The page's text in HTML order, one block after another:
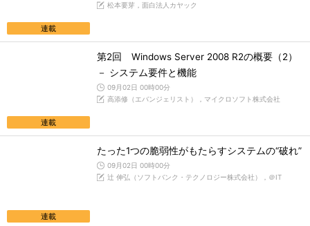
連載
松本要芽，面白法人カヤック
連載
第2回 Windows Server 2008 R2の概要（2）
－ システム要件と機能
09月02日 00時00分
高添修（エバンジェリスト），マイクロソフト株式会社
連載
たった1つの脆弱性がもたらすシステムの“破れ”
09月02日 00時00分
辻 伸弘（ソフトバンク・テクノロジー株式会社），＠IT